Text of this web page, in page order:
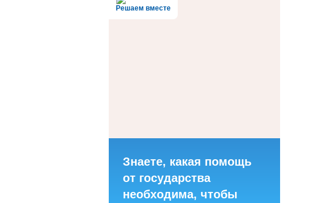
Решаем вместе
Знаете, какая помощь
от государства
необходима, чтобы